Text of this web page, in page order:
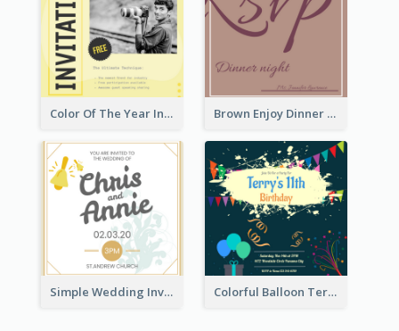
Color Of The Year Invitation Design Template Brown Enjoy Dinner At Night Invitation
Simple Wedding Invitation At Church 2020 Invitation Colorful Balloon Terry's 11th Birthday Invitation